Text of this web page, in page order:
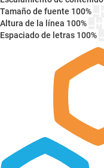
Tamaño de fuente 100%
Altura de la línea 100%
Espaciado de letras 100%